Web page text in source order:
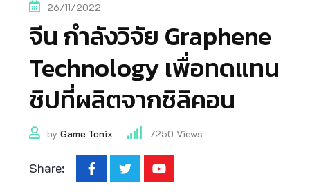
26/11/2022
จีน กำลังวิจัย Graphene
Technology เพื่อทดแทน
ชิปที่ผลิตจากซิลิคอน
by Game Tonix 7250 Views
Share: